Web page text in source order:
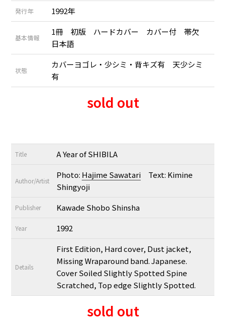
発行年 1992年
基本情報
1冊 初版 ハードカバー カバー付 帯欠
日本語
状態
カバーヨゴレ・少シミ・背キズ有 天少シミ
有
sold out
Title A Year of SHIBILA
Author/Artist
Photo: Hajime Sawatari Text: Kimine
Shingyoji
Publisher Kawade Shobo Shinsha
Year 1992
Details
First Edition, Hard cover, Dust jacket,
Missing Wraparound band. Japanese.
Cover Soiled Slightly Spotted Spine
Scratched, Top edge Slightly Spotted.
sold out